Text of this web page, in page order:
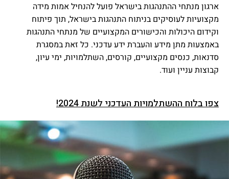
ארגון מנתחי ההתנהגות בישראל פועל להנחיל אמות מידה
מקצועיות לעוסיקים בניתוח התנהגות בישראל, תוך פיתוח
וקידום היכולות והכישורים המקצועיים של מנתחי התנהגות
באמצעות מתן מידע והעברת ידע עדכני. כל זאת במסגרת
סדנאות, כנסים מקצועיים, קורסים, השתלמויות, ימי עיון,
קבוצות עניין ועוד.
צפו בלוח ההשתלמויות העדכני לשנת 2024!